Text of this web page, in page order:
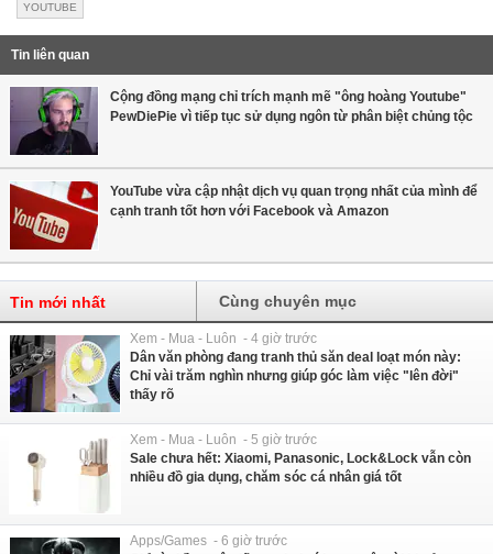
YOUTUBE
Tin liên quan
Cộng đồng mạng chỉ trích mạnh mẽ "ông hoàng Youtube"
PewDiePie vì tiếp tục sử dụng ngôn từ phân biệt chủng tộc
YouTube vừa cập nhật dịch vụ quan trọng nhất của mình để
cạnh tranh tốt hơn với Facebook và Amazon
Tin mới nhất Cùng chuyên mục
Xem - Mua - Luôn - 4 giờ trước
Dân văn phòng đang tranh thủ săn deal loạt món này:
Chỉ vài trăm nghìn nhưng giúp góc làm việc "lên đời"
thấy rõ
Xem - Mua - Luôn - 5 giờ trước
Sale chưa hết: Xiaomi, Panasonic, Lock&Lock vẫn còn
nhiều đồ gia dụng, chăm sóc cá nhân giá tốt
Apps/Games - 6 giờ trước